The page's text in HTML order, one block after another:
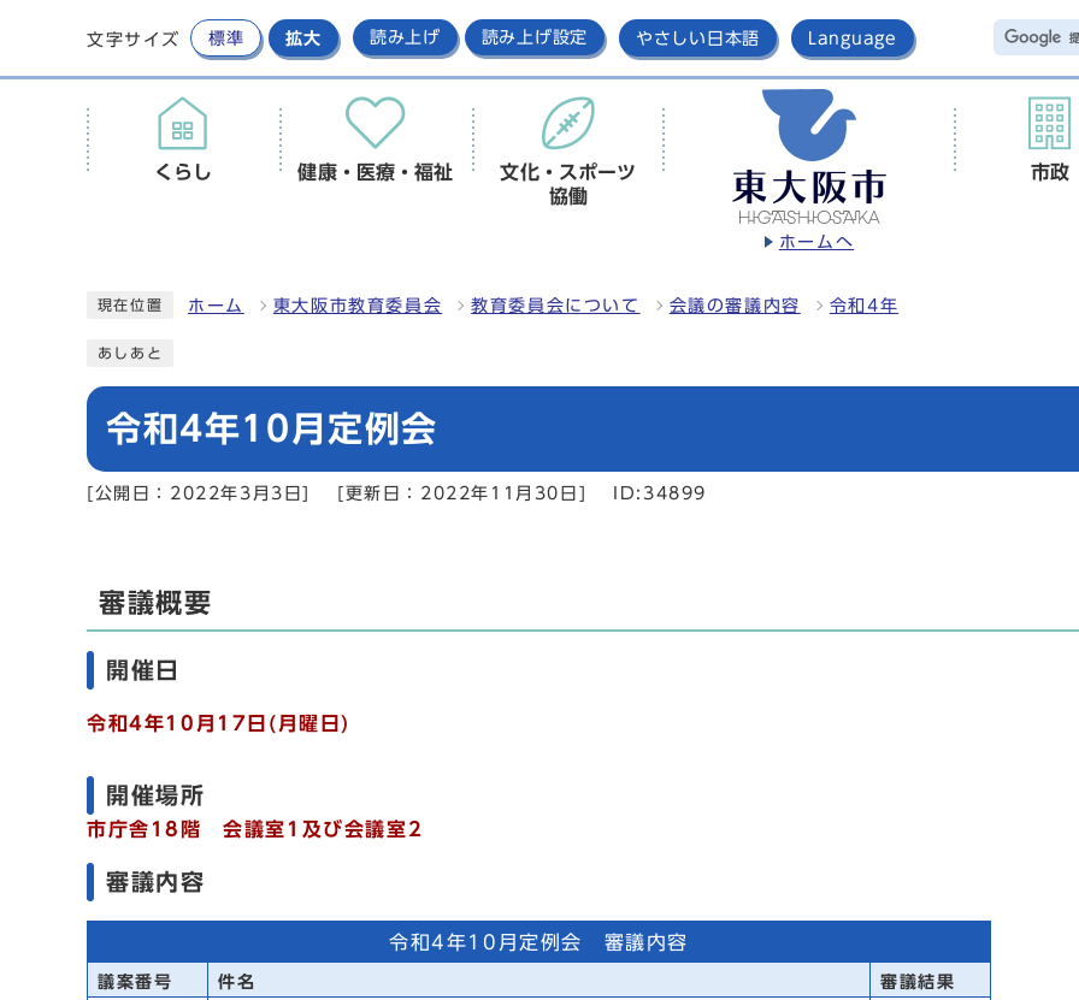
文字サイズ 標準 拡大 読み上げ 読み上げ設定 やさしい日本語 Language
ホームへ
くらし 健康・医療・福祉
文化・スポーツ
協働
市政
現在位置 ホーム 東大阪市教育委員会 教育委員会について 会議の審議内容 令和4年
あしあと
令和4年10月定例会
[公開日：2022年3月3日] [更新日：2022年11月30日] ID:34899
審議概要
開催日
令和4年10 月17 日(月 曜日)
開催場所
市庁舎18階 会議室1及び会議室2
審議内容
令和4年10月定例会 審議内容
議案番号 件名 審議結果